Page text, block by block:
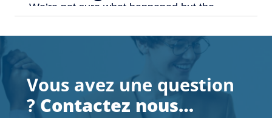
Vous avez une question
?Contactez nous…